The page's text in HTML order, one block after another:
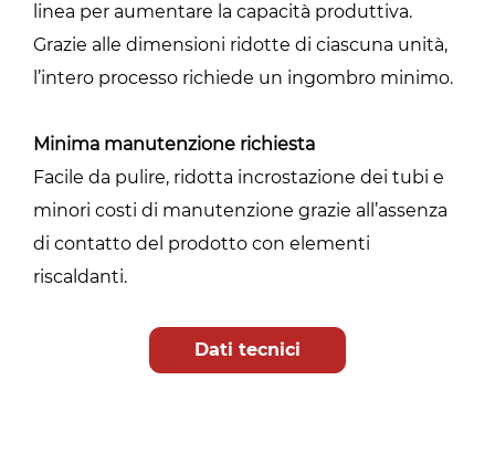
linea per aumentare la capacità produttiva.
Grazie alle dimensioni ridotte di ciascuna unità,
l’intero processo richiede un ingombro minimo.
Minima manutenzione richiesta ​
Facile da pulire, ridotta incrostazione dei tubi e
minori costi di manutenzione grazie all’assenza
di contatto del prodotto con elementi
riscaldanti.
Dati tecnici